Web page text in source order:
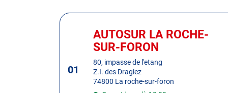
Appuyer
pour01
Centre
:
AUTOSUR LA ROCHE-
SUR-FORON
80, impasse de l'etang
Z.I. des Dragiez
74800 La roche-sur-foron